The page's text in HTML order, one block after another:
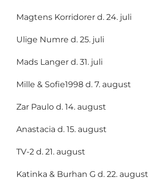
Magtens Korridorer d. 24. juli
Ulige Numre d. 25. juli
Mads Langer d. 31. juli
Mille & Sofie1998 d. 7. august
Zar Paulo d. 14. august
Anastacia d. 15. august
TV-2 d. 21. august
Katinka & Burhan G d. 22. august